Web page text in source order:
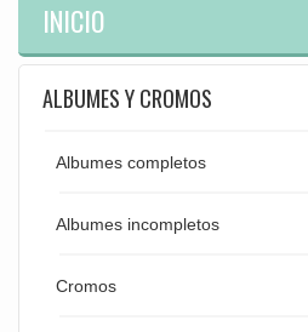
INICIO
ALBUMES Y CROMOS
Albumes completos
Albumes incompletos
Cromos